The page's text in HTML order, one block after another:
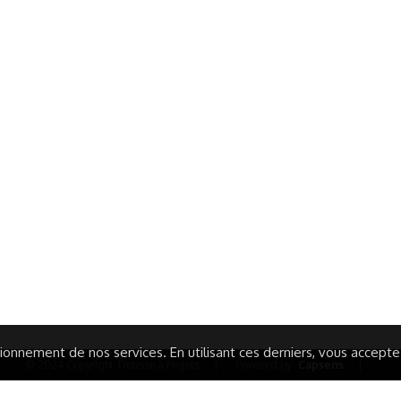
de nos services. En utilisant ces derniers, vous